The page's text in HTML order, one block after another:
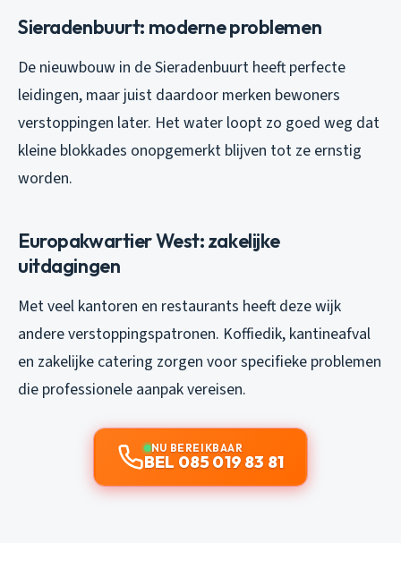
Sieradenbuurt: moderne problemen
De nieuwbouw in de Sieradenbuurt heeft perfecte
leidingen, maar juist daardoor merken bewoners
verstoppingen later. Het water loopt zo goed weg dat
kleine blokkades onopgemerkt blijven tot ze ernstig
worden.
Europakwartier West: zakelijke
uitdagingen
Met veel kantoren en restaurants heeft deze wijk
andere verstoppingspatronen. Koffiedik, kantineafval
en zakelijke catering zorgen voor specifieke problemen
die professionele aanpak vereisen.
NU BEREIKBAAR
BEL 085 019 83 81